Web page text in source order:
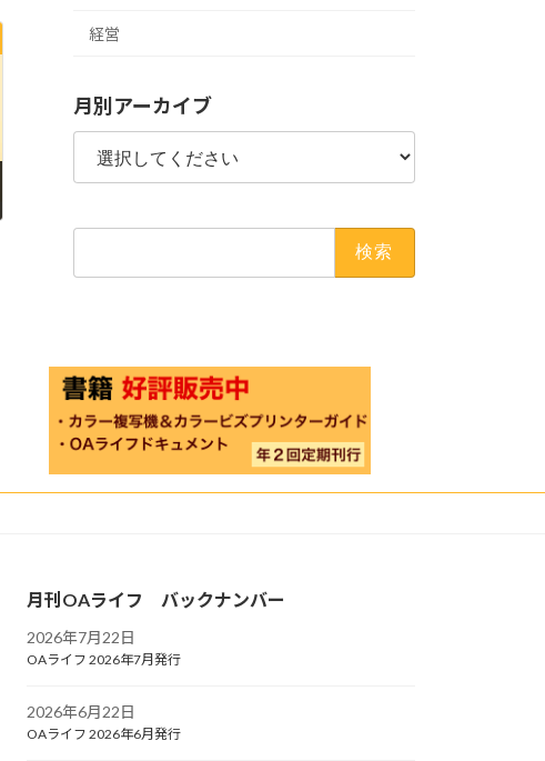
経営
月別アーカイブ
月刊OAライフ バックナンバー
2026年7月22日
OAライフ 2026年7月発行
2026年6月22日
OAライフ 2026年6月発行